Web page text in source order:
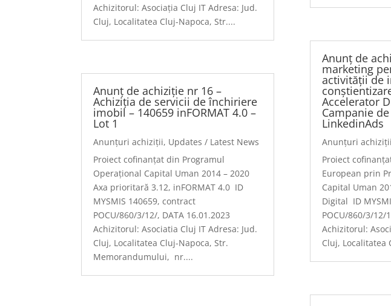
Achizitorul: Asociația Cluj IT Adresa: Jud.
Cluj, Localitatea Cluj-Napoca, Str....
Anunț de achiziție nr 16 –
Achiziția de servicii de închiriere
imobil – 140659 inFORMAT 4.0 –
Lot 1
Anunțuri achiziții, Updates / Latest News
Proiect cofinanțat din Programul
Operațional Capital Uman 2014 – 2020
Axa prioritară 3.12, inFORMAT 4.0 ID
MYSMIS 140659, contract
POCU/860/3/12/, DATA 16.01.2023
Achizitorul: Asociatia Cluj IT Adresa: Jud.
Cluj, Localitatea Cluj-Napoca, Str.
Memorandumului, nr....
Anunț de
marketing
activității de
Accelerator
Campanie
LinkedinAds
Anunțuri achiziții
Proiect
European prin
Capital Uman
Digital ID
POCU/860/3/12/
Achizitorul:
Cluj, Localitatea